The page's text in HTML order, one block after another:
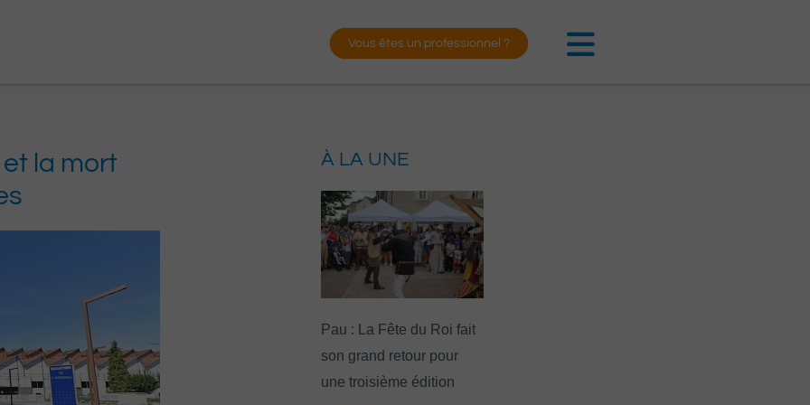
Vous êtes un professionnel ?
et la mort
À LA UNE
Pau : La Fête du Roi fait
son grand retour pour
une troisième édition